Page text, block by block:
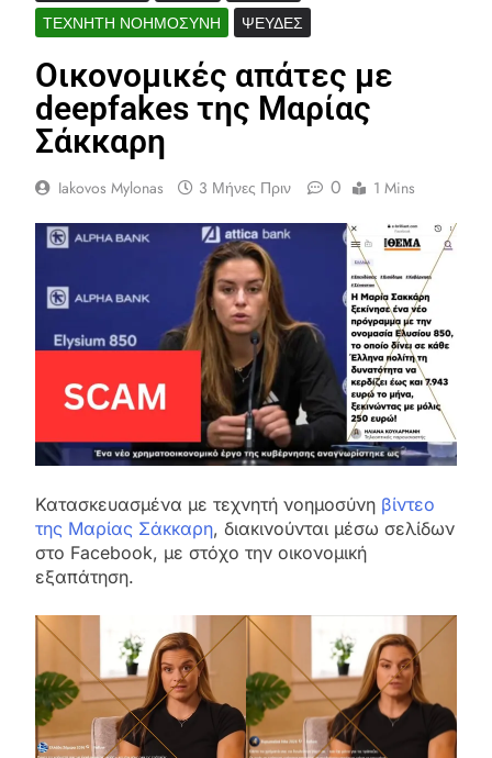
ΤΕΧΝΗΤΉ ΝΟΗΜΟΣΎΝΗ
ΨΕΥΔΈΣ
Οικονομικές απάτες με
deepfakes της Μαρίας
Σάκκαρη
Iakovos Mylonas 3 Μήνες Πριν 0 1 Mins
Κατασκευασμένα με τεχνητή νοημοσύνη βίντεο
της Μαρίας Σάκκαρη, διακινούνται μέσω σελίδων
στο Facebook, με στόχο την οικονομική
εξαπάτηση.